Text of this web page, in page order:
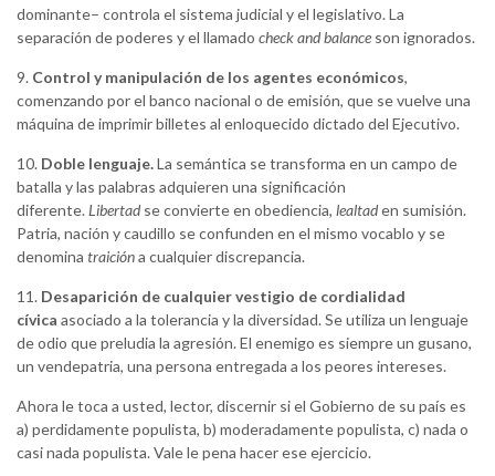
dominante– controla el sistema judicial y el legislativo. La
separación de poderes y el llamado check and balance son ignorados.
9. Control y manipulación de los agentes económicos,
comenzando por el banco nacional o de emisión, que se vuelve una
máquina de imprimir billetes al enloquecido dictado del Ejecutivo.
10. Doble lenguaje.La semántica se transforma en un campo de
batalla y las palabras adquieren una significación
diferente.Libertad se convierte en obediencia, lealtaden sumisión.
Patria, nación y caudillo se confunden en el mismo vocablo y se
denomina traicióna cualquier discrepancia.
11. Desaparición de cualquier vestigio de cordialidad
cívica asociado a la tolerancia y la diversidad. Se utiliza un lenguaje
de odio que preludia la agresión. El enemigo es siempre un gusano,
un vendepatria, una persona entregada a los peores intereses.
Ahora le toca a usted, lector, discernir si el Gobierno de su país es
a) perdidamente populista, b) moderadamente populista, c) nada o
casi nada populista. Vale le pena hacer ese ejercicio.